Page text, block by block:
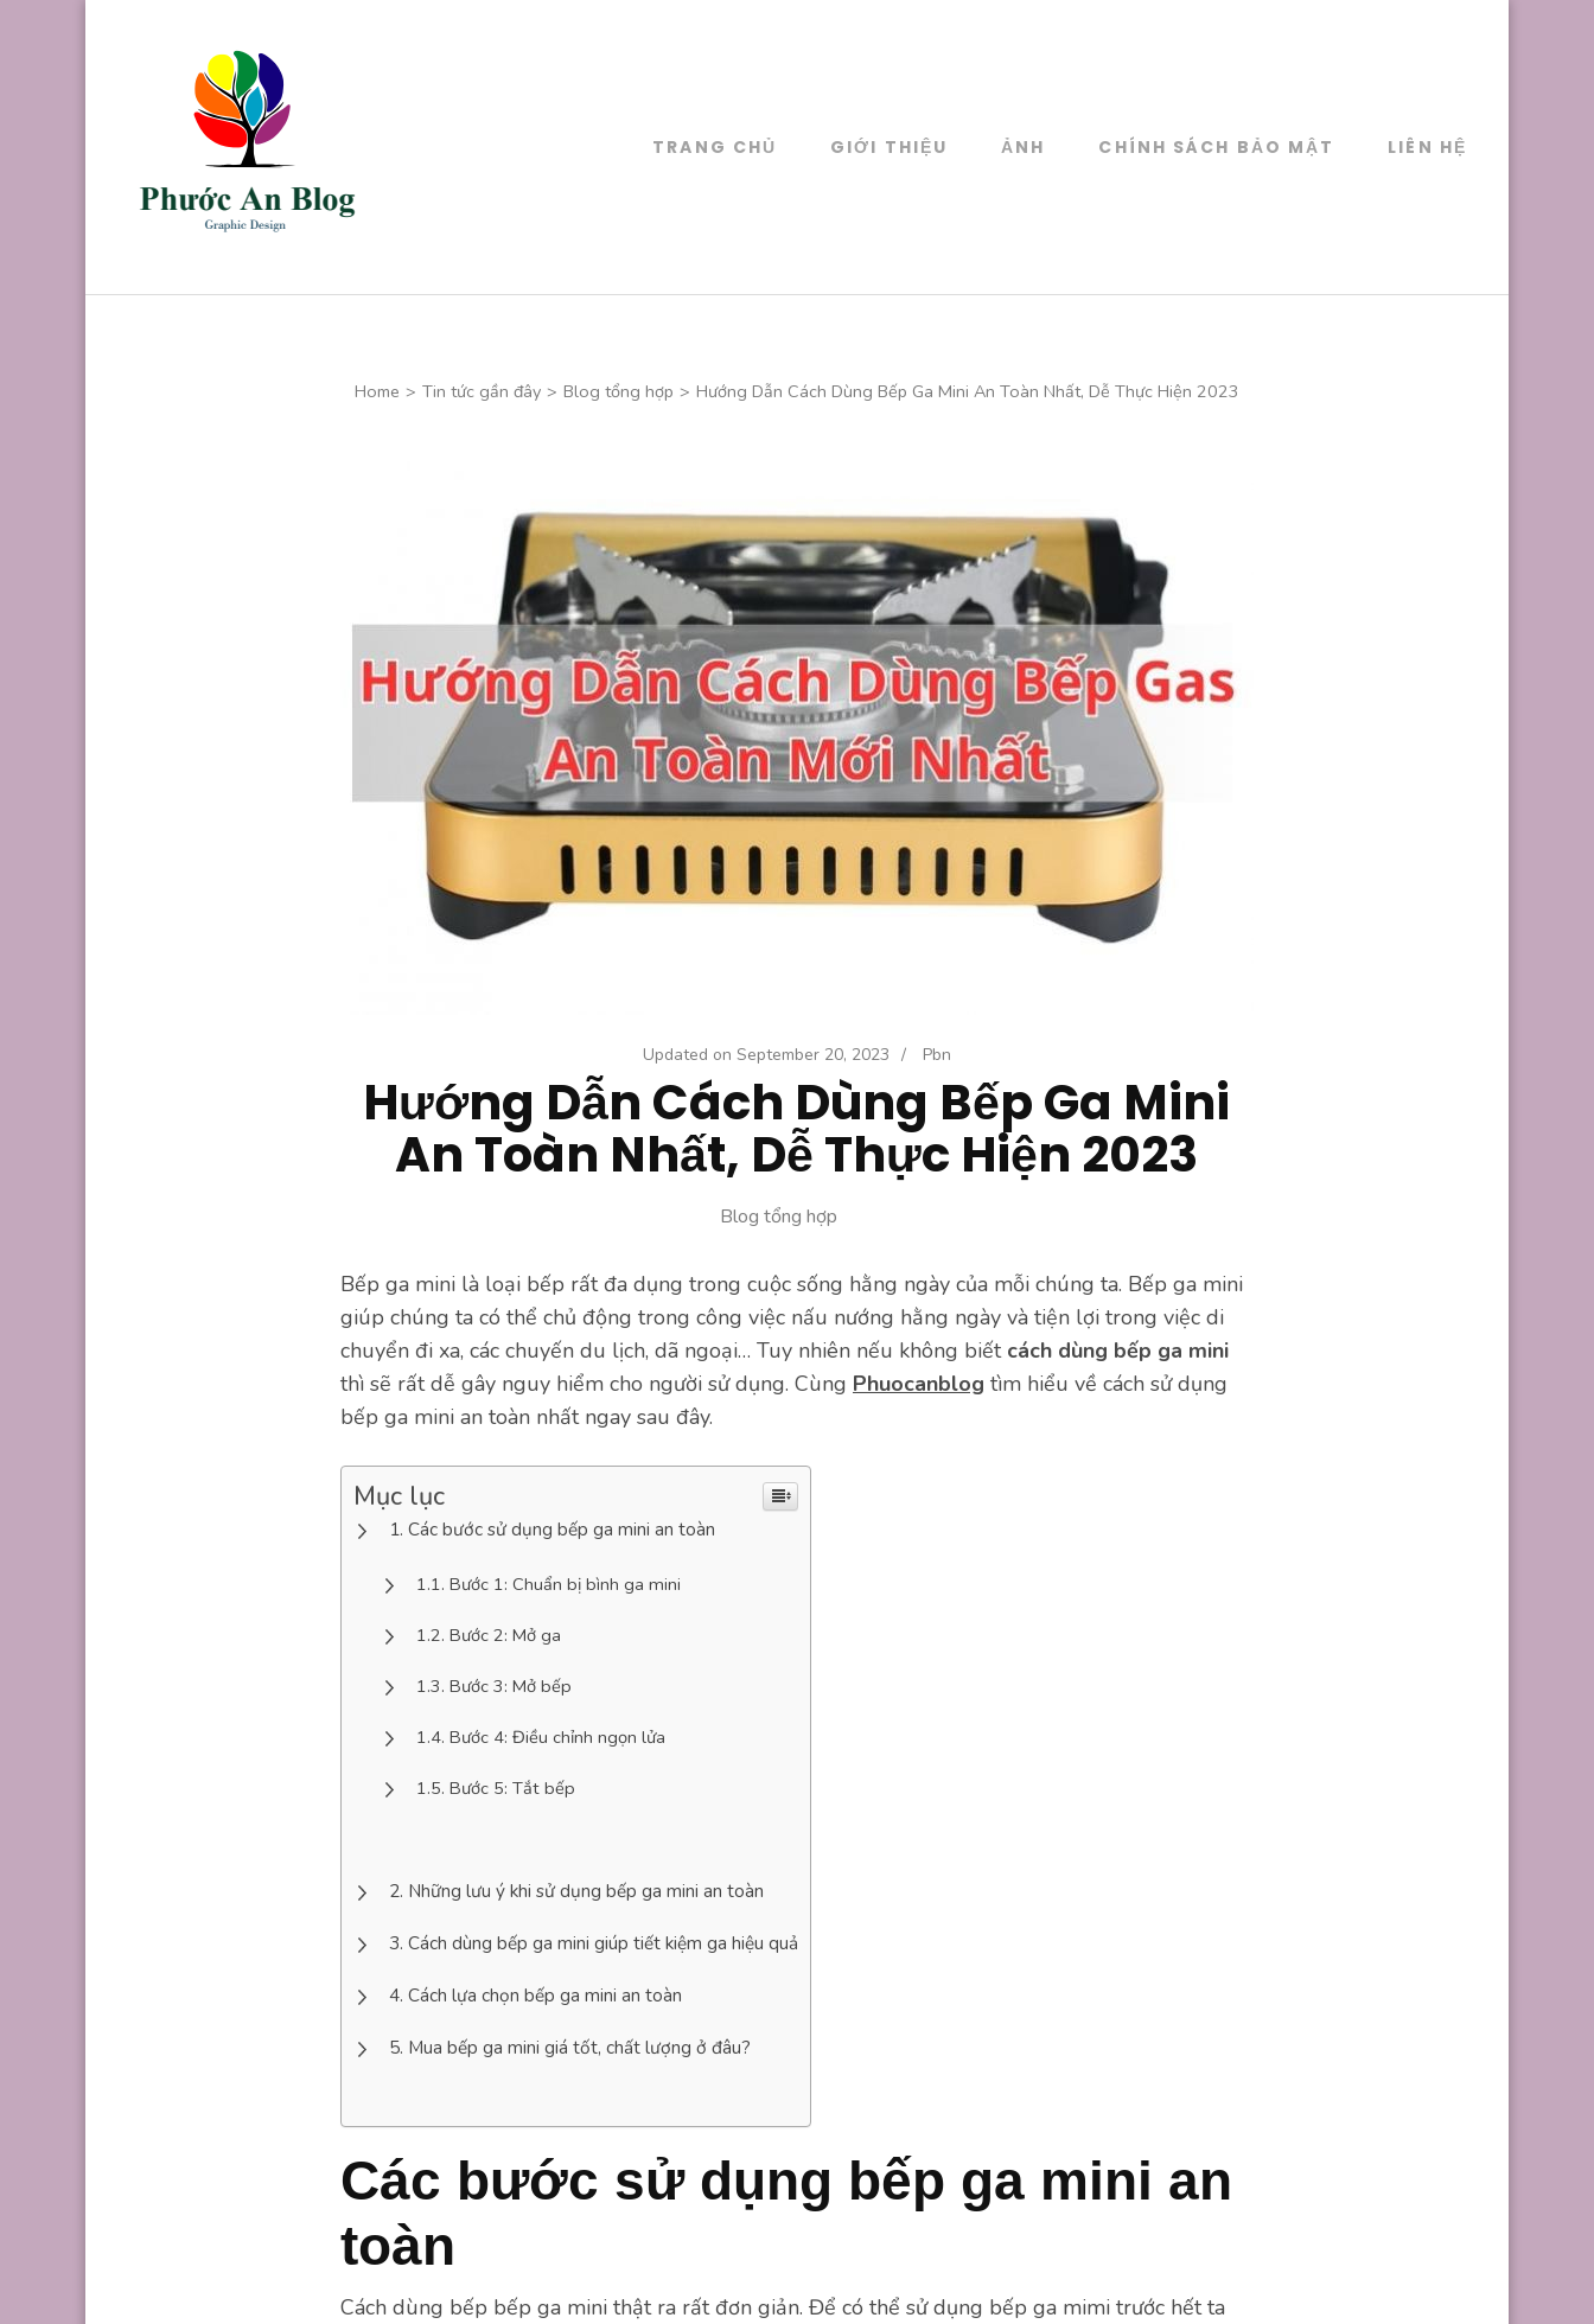
TRANG CHỦ GIỚI THIỆU ẢNH CHÍNH SÁCH BẢO MẬT LIÊN HỆ
Home > Tin tức gần đây > Blog tổng hợp > Hướng Dẫn Cách Dùng Bếp Ga Mini An Toàn Nhất, Dễ Thực Hiện 2023
Updated on September 20, 2023 / Pbn
Hướng Dẫn Cách Dùng Bếp Ga Mini
An Toàn Nhất, Dễ Thực Hiện 2023
Blog tổng hợp
Bếp ga mini là loại bếp rất đa dụng trong cuộc sống hằng ngày của mỗi chúng ta. Bếp ga mini
giúp chúng ta có thể chủ động trong công việc nấu nướng hằng ngày và tiện lợi trong việc di
chuyển đi xa, các chuyến du lịch, dã ngoại… Tuy nhiên nếu không biết cách dùng bếp ga mini
thì sẽ rất dễ gây nguy hiểm cho người sử dụng. Cùng Phuocanblog tìm hiểu về cách sử dụng
bếp ga mini an toàn nhất ngay sau đây.
Mục lục
Các bước sử dụng bếp ga mini an toàn
Bước 1: Chuẩn bị bình ga mini
Bước 2: Mở ga
Bước 3: Mở bếp
Bước 4: Điều chỉnh ngọn lửa
Bước 5: Tắt bếp
Những lưu ý khi sử dụng bếp ga mini an toàn
Cách dùng bếp ga mini giúp tiết kiệm ga hiệu quả
Cách lựa chọn bếp ga mini an toàn
Mua bếp ga mini giá tốt, chất lượng ở đâu?
Các bước sử dụng bếp ga mini an
toàn
Cách dùng bếp bếp ga mini thật ra rất đơn giản. Để có thể sử dụng bếp ga mimi trước hết ta